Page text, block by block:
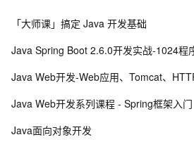
8 Kubernetes官方java客户端之七：
10java 中的多线程   内部类实现 数据共
「大师课」搞定 Java 开发基础
Java Spring Boot 2.6.0开发实战-1024程
Java Web开发-Web应用、Tomcat、
Java Web开发系列课程 - Spring框架入门
Java面向对象开发